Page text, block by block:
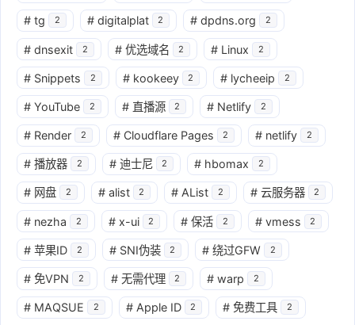
# tg 2 # digitalplat 2 # dpdns.org 2
# dnsexit 2 # 优选域名 2 # Linux 2
# Snippets 2 # kookeey 2 # lycheeip 2
# YouTube 2 # 直播源 2 # Netlify 2
# Render 2 # Cloudflare Pages 2 # netlify 2
# 播放器 2 # 迪士尼 2 # hbomax 2
# 网盘 2 # alist 2 # AList 2 # 云服务器 2
# nezha 2 # x-ui 2 # 保活 2 # vmess 2
# 苹果ID 2 # SNI伪装 2 # 绕过GFW 2
# 免VPN 2 # 无需代理 2 # warp 2
# MAQSUE 2 # Apple ID 2 # 免费工具 2